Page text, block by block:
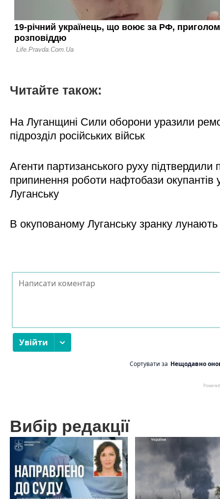
Читайте також:
На Луганщині Сили оборони уразили
підрозділ російських військ
Агенти партизанського руху підтвердили
припинення роботи нафтобази окупантів
Луганську
В окупованому Луганську зранку
Вибір редакції